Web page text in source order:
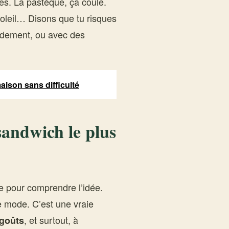
Disons que tu risques
ou avec des
sans difficulté
le plus
pour comprendre l’idée.
C’est une vraie
, et surtout, à